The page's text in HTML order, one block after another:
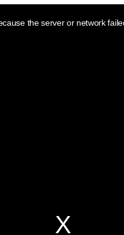
the server or network